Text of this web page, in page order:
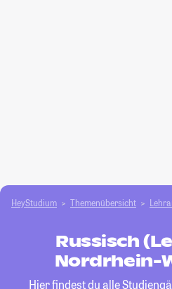
HeyStudium Themenübersicht
Russisch
Nordrhein-
Hier findest du alle